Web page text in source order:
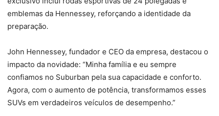
emblemas da Hennessey, reforçando a identidade da
preparação.
John Hennessey, fundador e CEO da empresa, destacou o
impacto da novidade: “Minha família e eu sempre
confiamos no Suburban pela sua capacidade e conforto.
Agora, com o aumento de potência, transformamos esses
SUVs em verdadeiros veículos de desempenho.”